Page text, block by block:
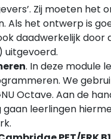
Zij moeten het
Als het ontwerp is
daadwerkelijk door
uitgevoerd.
. In deze module
We
Octave. Aan de
gaan leerlingen